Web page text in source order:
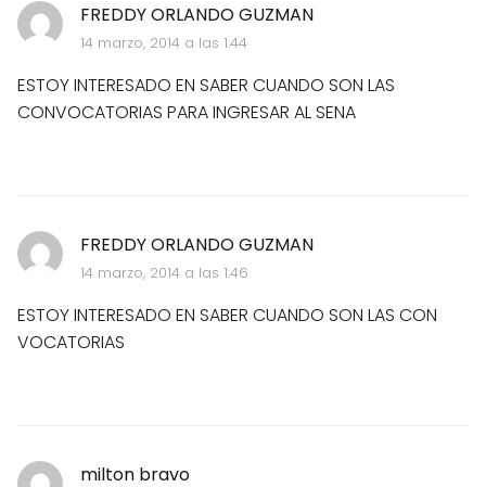
FREDDY ORLANDO GUZMAN
14 marzo, 2014 a las 1:44
ESTOY INTERESADO EN SABER CUANDO SON LAS
CONVOCATORIAS PARA INGRESAR AL SENA
FREDDY ORLANDO GUZMAN
14 marzo, 2014 a las 1:46
ESTOY INTERESADO EN SABER CUANDO SON LAS CON
VOCATORIAS
milton bravo